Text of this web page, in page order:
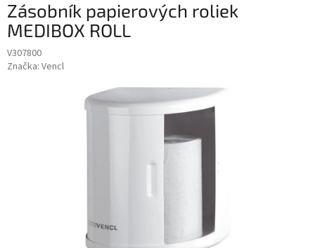
Zásobník papierových roliek
MEDIBOX ROLL
V307800
Značka: Vencl